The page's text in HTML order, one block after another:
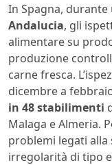
In Spagna, durante
Andalucia, gli
alimentare su
produzione
carne fresca.
dicembre a
in 48 stabilimenti
Malaga e Almeria.
problemi legati
irregolarità di tipo